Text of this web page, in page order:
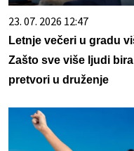
23. 07. 2026 12:47
Letnje večeri u gradu
Zašto sve više ljudi
pretvori u druženje